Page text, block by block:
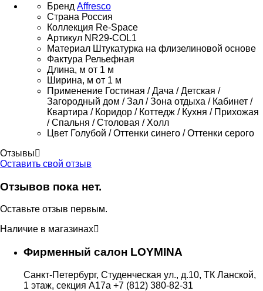
Бренд Affresco
Страна Россия
Коллекция Re-Space
Артикул NR29-COL1
Материал Штукатурка на флизелиновой основе
Фактура Рельефная
Длина, м от 1 м
Ширина, м от 1 м
Применение Гостиная / Дача / Детская /
Загородный дом / Зал / Зона отдыха / Кабинет /
Квартира / Коридор / Коттедж / Кухня / Прихожая
/ Спальня / Столовая / Холл
Цвет Голубой / Оттенки синего / Оттенки серого
Отзывы
Оставить свой отзыв
Отзывов пока нет.
Оставьте отзыв первым.
Наличие в магазинах
Фирменный салон LOYMINA
Санкт-Петербург, Студенческая ул., д.10, ТК Ланской,
1 этаж, секция А17а +7 (812) 380-82-31